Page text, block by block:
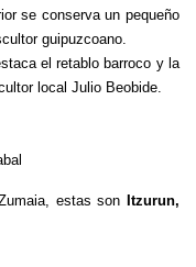
se conserva un pequeño
guipuzcoano.
el retablo barroco y la
local Julio Beobide.
estas son
Itzurun,